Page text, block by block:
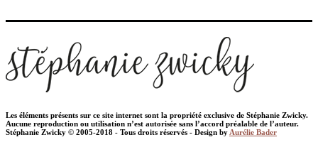
Les éléments présents sur ce site internet sont la propriété exclusive de Stéphanie Zwicky.
Aucune reproduction ou utilisation n’est autorisée sans l’accord préalable de l’auteur.
Stéphanie Zwicky © 2005-2018 - Tous droits réservés - Design by Aurélie Bader